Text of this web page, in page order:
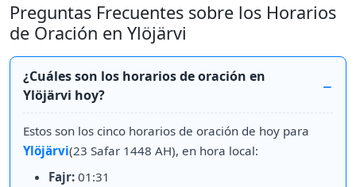
Preguntas Frecuentes sobre los Horarios
de Oración en Ylöjärvi
¿Cuáles son los horarios de oración en
Ylöjärvi hoy?
Estos son los cinco horarios de oración de hoy para
Ylöjärvi(23 Safar 1448 AH), en hora local:
Fajr: 01:31